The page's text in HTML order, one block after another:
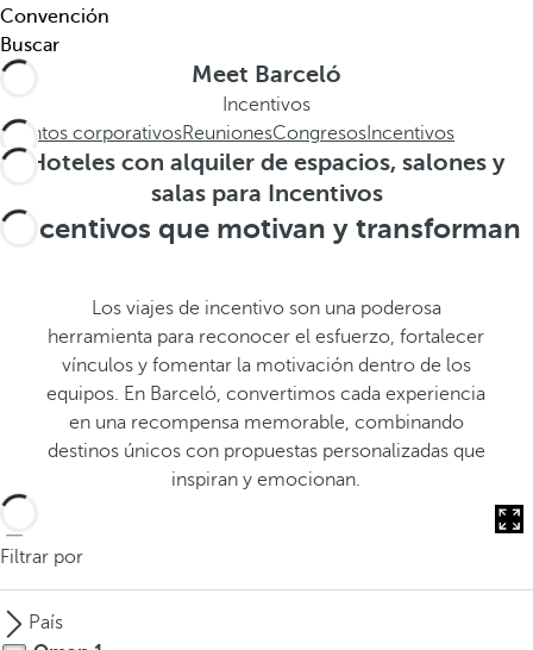
c
a
.
.
c
i
a
b
a
o
v
n
t
a
n
Convención
Buscar
Meet Barceló
Incentivos
Eventos corporativosReunionesCongresos Incentivos
Hoteles con alquiler de espacios, salones y
salas para Incentivos
Incentivos que motivan y transforman
Los viajes de incentivo son una poderosa
herramienta para reconocer el esfuerzo, fortalecer
vínculos y fomentar la motivación dentro de los
equipos. En Barceló, convertimos cada experiencia
en una recompensa memorable, combinando
destinos únicos con propuestas personalizadas que
inspiran y emocionan.
Filtrar por
País